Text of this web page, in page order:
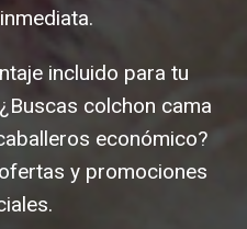
incluido para tu
colchon cama
económico?
y promociones